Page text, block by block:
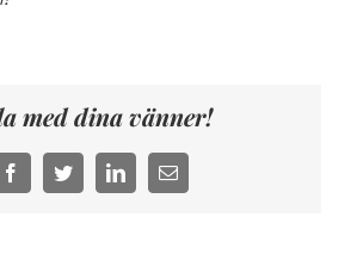
med dina vänner!
FacebookTwitterLinkedIn
E-
post